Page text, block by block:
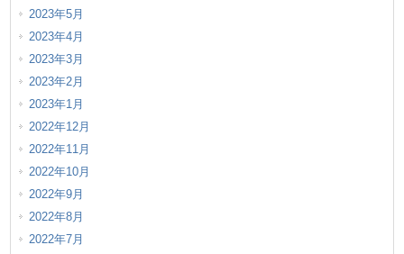
2023年5月
2023年4月
2023年3月
2023年2月
2023年1月
2022年12月
2022年11月
2022年10月
2022年9月
2022年8月
2022年7月